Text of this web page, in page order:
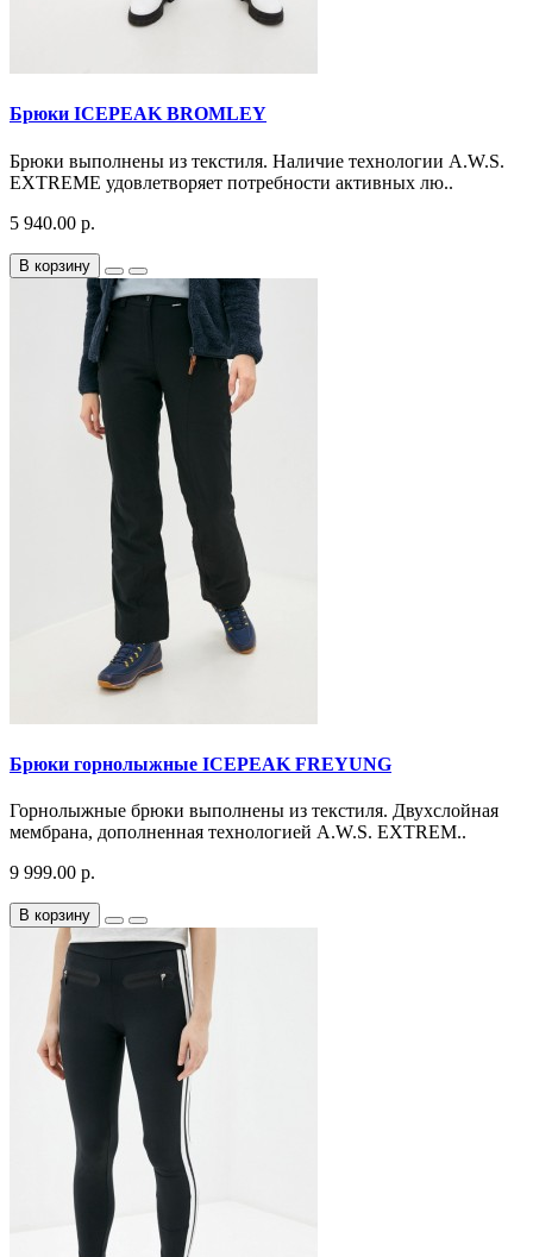
Брюки ICEPEAK BROMLEY
Брюки выполнены из текстиля. Наличие технологии A.W.S.
EXTREME удовлетворяет потребности активных лю..
5 940.00 р.
В корзину
Брюки горнолыжные ICEPEAK FREYUNG
Горнолыжные брюки выполнены из текстиля. Двухслойная
мембрана, дополненная технологией A.W.S. EXTREM..
9 999.00 р.
В корзину